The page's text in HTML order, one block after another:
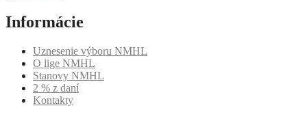
Informácie
Uznesenie výboru NMHL
O lige NMHL
Stanovy NMHL
2 % z daní
Kontakty